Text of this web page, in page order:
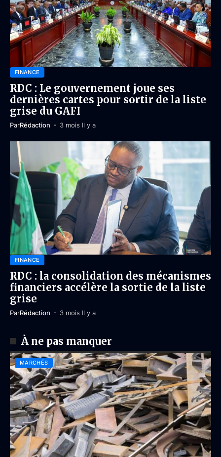
FINANCE
RDC : Le gouvernement joue ses
dernières cartes pour sortir de la liste
grise du GAFI
ParRédaction 3 mois Il y a
FINANCE
RDC : la consolidation des mécanismes
financiers accélère la sortie de la liste
grise
ParRédaction 3 mois Il y a
À ne pas manquer
MARCHÉS